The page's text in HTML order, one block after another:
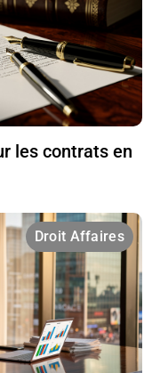
les contrats en
Droit Affaires